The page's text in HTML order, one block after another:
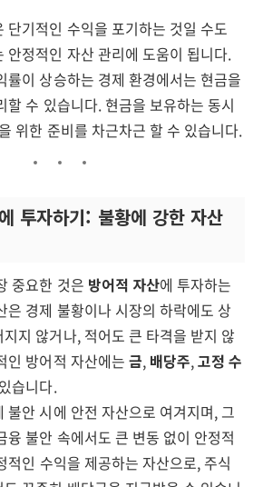
단기적인 수익을 포기하는 것일 수도
안정적인 자산 관리에 도움이 됩니다.
률이 상승하는 경제 환경에서는 현금을
할 수 있습니다. 현금을 보유하는 동시
위한 준비를 차근차근 할 수 있습니다.
투자하기: 불황에 강한 자산
중요한 것은 방어적 자산에 투자하는
은 경제 불황이나 시장의 하락에도 상
지 않거나, 적어도 큰 타격을 받지 않
인 방어적 자산에는 금, 배당주,고정 수
습니다.
불안 시에 안전 자산으로 여겨지며, 그
융 불안 속에서도 큰 변동 없이 안정적
적인 수익을 제공하는 자산으로, 주식